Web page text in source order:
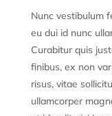
Nunc vestibulum
eu dui id nunc
Curabitur quis
finibus, ex non
risus, vitae
ullamcorper